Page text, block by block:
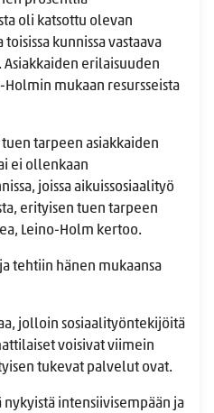
oli katsottu olevan
kunnissa vastaava
erilaisuuden
mukaan resursseista
tuen tarpeen asiakkaiden
ei ollenkaan
joissa aikuissosiaalityö
erityisen tuen tarpeen
Leino-Holm kertoo.
tehtiin hänen mukaansa
jolloin sosiaalityöntekijöitä
voisivat viimein
tukevat palvelut ovat.
nykyistä intensiivisempään ja